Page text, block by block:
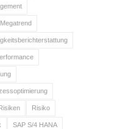
Megatrend
Risiko
SAP S/4 HANA